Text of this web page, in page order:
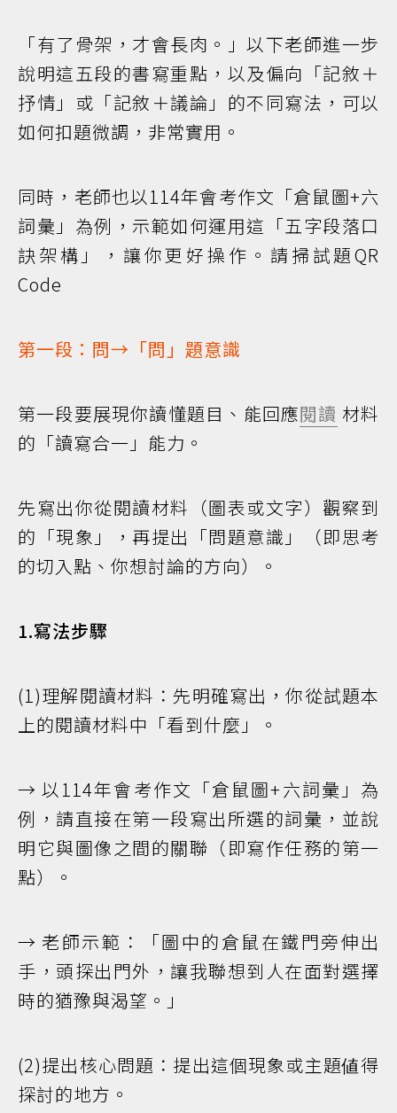
「有了骨架，才會長肉。」以下老師進一步
說明這五段的書寫重點，以及偏向「記敘＋
抒情」或「記敘＋議論」的不同寫法，可以
如何扣題微調，非常實用。
同時，老師也以114年會考作文「倉鼠圖+六
詞彙」為例，示範如何運用這「五字段落口
訣架構」，讓你更好操作。請掃試題QR
Code
第一段：問→「問」題意識
第一段要展現你讀懂題目、能回應閱讀 材料
的「讀寫合一」能力。
先寫出你從閱讀材料（圖表或文字）觀察到
的「現象」，再提出「問題意識」（即思考
的切入點、你想討論的方向）。
1.寫法步驟
(1)理解閱讀材料：先明確寫出，你從試題本
上的閱讀材料中「看到什麼」。
→ 以114年會考作文「倉鼠圖+六詞彙」為
例，請直接在第一段寫出所選的詞彙，並說
明它與圖像之間的關聯（即寫作任務的第一
點）。
→ 老師示範：「圖中的倉鼠在鐵門旁伸出
手，頭探出門外，讓我聯想到人在面對選擇
時的猶豫與渴望。」
(2)提出核心問題：提出這個現象或主題値得
探討的地方。